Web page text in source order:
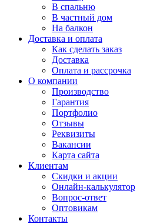
В спальню
В частный дом
На балкон
Доставка и оплата
Как сделать заказ
Доставка
Оплата и рассрочка
О компании
Производство
Гарантия
Портфолио
Отзывы
Реквизиты
Вакансии
Карта сайта
Клиентам
Скидки и акции
Онлайн-калькулятор
Вопрос-ответ
Оптовикам
Контакты